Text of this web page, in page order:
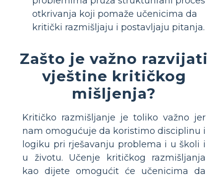
otkrivanja koji pomaže učenicima da
kritički razmišljaju i postavljaju pitanja.
Zašto je važno razvijati
vještine kritičkog
mišljenja?
Kritičko razmišljanje je toliko važno jer
nam omogućuje da koristimo disciplinu i
logiku pri rješavanju problema i u školi i
u životu. Učenje kritičkog razmišljanja
kao dijete omogućit će učenicima da